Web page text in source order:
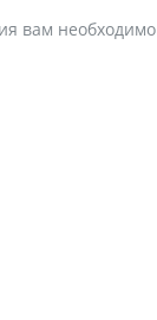
вам необходимо